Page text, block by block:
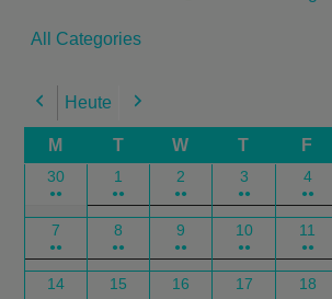
All Categories
Previous
Heute Next
M T W T F
30
●●
1
●●
2
●●
3
●●
4
●●
7
●●
8
●●
9
●●
10
●●
11
●●
14 15 16 17 18